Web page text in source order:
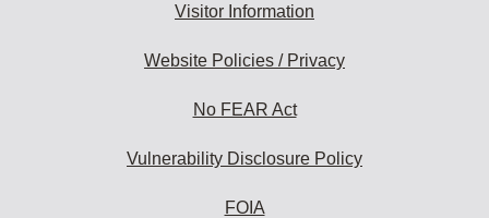
Visitor Information
Website Policies / Privacy
No FEAR Act
Vulnerability Disclosure Policy
FOIA